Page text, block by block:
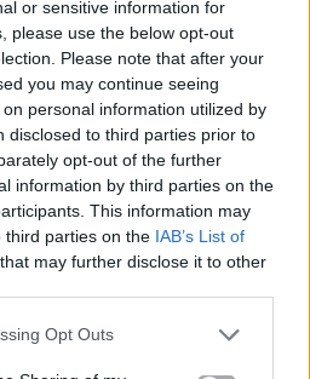
or sensitive information for
please use the below opt-out
Please note that after your
you may continue seeing
personal information utilized by
disclosed to third parties prior to
opt-out of the further
information by third parties on the
This information may
third parties on the IAB’s List of
that may further disclose it to other
Opt Outs
ως τραγουδίστρια,